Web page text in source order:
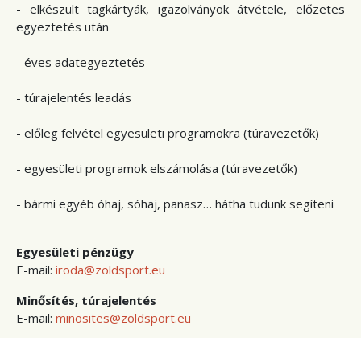
- elkészült tagkártyák, igazolványok átvétele, előzetes
egyeztetés után
- éves adategyeztetés
- túrajelentés leadás
- előleg felvétel egyesületi programokra (túravezetők)
- egyesületi programok elszámolása (túravezetők)
- bármi egyéb óhaj, sóhaj, panasz… hátha tudunk segíteni
Egyesületi pénzügy
E-mail: iroda@zoldsport.eu
Minősítés, túrajelentés
E-mail: minosites@zoldsport.eu